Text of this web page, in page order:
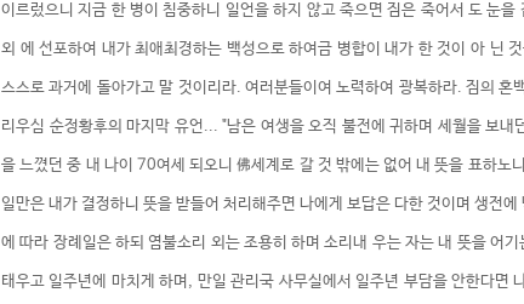
이르렀으니 지금 한 병이 침중하니 일언을 하지 않고 죽으면 짐은 죽어서 도 눈
외 에 선포하여 내가 최애최경하는 백성으로 하여금 병합이 내가 한 것이 아 닌
스스로 과거에 돌아가고 말 것이리라. 여러분들이여 노력하여 광복하라. 짐의
리우심 순정황후의 마지막 유언... "남은 여생을 오직 불전에 귀하며 세월을 보
을 느꼈던 중 내 나이 70여세 되오니 佛세계로 갈 것 밖에는 없어 내 뜻을 표하노
일만은 내가 결정하니 뜻을 받들어 처리해주면 나에게 보답은 다한 것이며 생전
에 따라 장례일은 하되 염불소리 외는 조용히 하며 소리내 우는 자는 내 뜻을 어
태우고 일주년에 마치게 하며, 만일 관리국 사무실에서 일주년 부담을 안한다면